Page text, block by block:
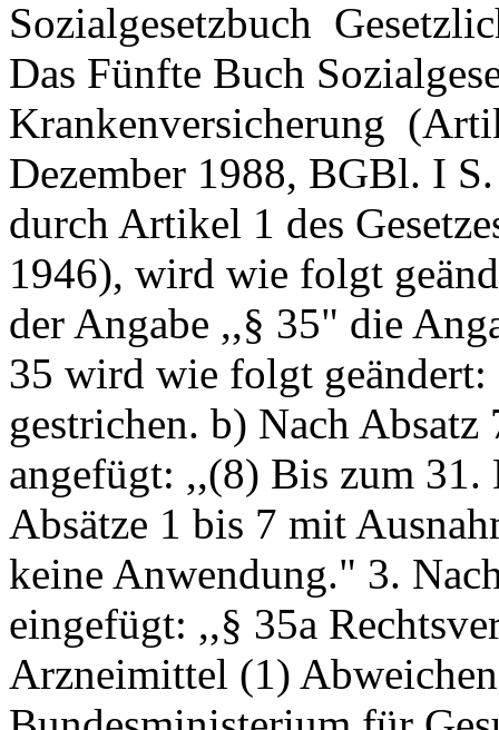
Sozialgesetzbuch
Das Fünfte Buch
Krankenversicherung
Dezember 1988, BGBl. I
durch Artikel 1 des
1946), wird wie folgt
der Angabe ,,§ 35" die
35 wird wie folgt
gestrichen. b) Nach
angefügt: ,,(8) Bis zum 31.
Absätze 1 bis 7 mit
keine Anwendung." 3.
eingefügt: ,,§ 35a
Arzneimittel (1)